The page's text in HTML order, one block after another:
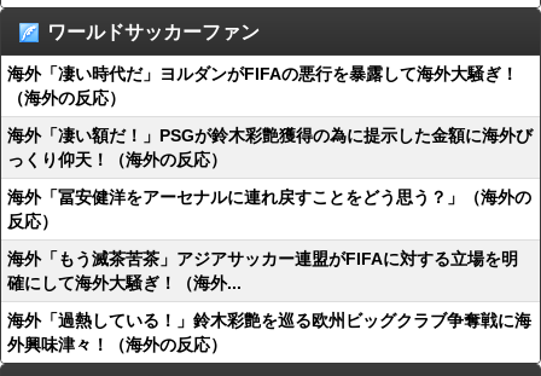
ワールドサッカーファン
海外「凄い時代だ」ヨルダンがFIFAの悪行を暴露して海外大騒ぎ！
（海外の反応）
海外「凄い額だ！」PSGが鈴木彩艶獲得の為に提示した金額に海外び
っくり仰天！（海外の反応）
海外「冨安健洋をアーセナルに連れ戻すことをどう思う？」（海外の
反応）
海外「もう滅茶苦茶」アジアサッカー連盟がFIFAに対する立場を明
確にして海外大騒ぎ！（海外...
海外「過熱している！」鈴木彩艶を巡る欧州ビッグクラブ争奪戦に海
外興味津々！（海外の反応）